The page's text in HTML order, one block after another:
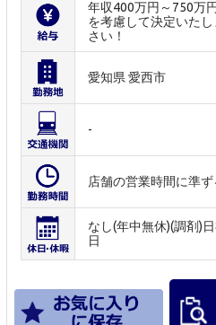
年収400万円～750万
を考慮して決定いた
さい！
愛知県 愛西市
-
店舗の営業時間に準ず
なし(年中無休)(調剤)
日